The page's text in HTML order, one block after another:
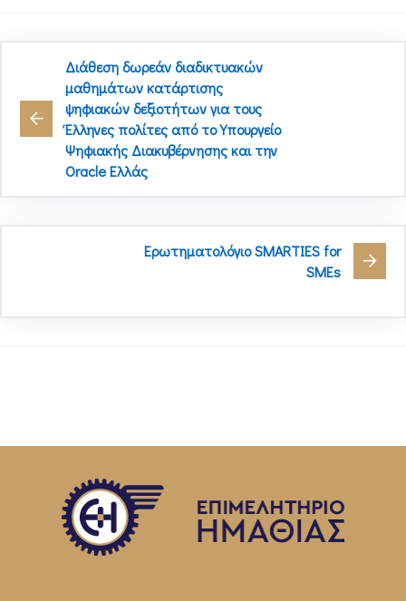
Διάθεση δωρεάν διαδικτυακών
μαθημάτων κατάρτισης
ψηφιακών δεξιοτήτων για τους
Έλληνες πολίτες από το Υπουργείο
Ψηφιακής Διακυβέρνησης και την
Oracle Ελλάς
Ερωτηματολόγιο SMARTIES for
SMEs